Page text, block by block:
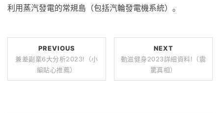
利用蒸汽發電的常規島（包括汽輪發電機系統）。
PREVIOUS
兼差副業6大分析2023!（小
編貼心推薦）
NEXT
動滋健身2023詳細資料!（震
驚真相）